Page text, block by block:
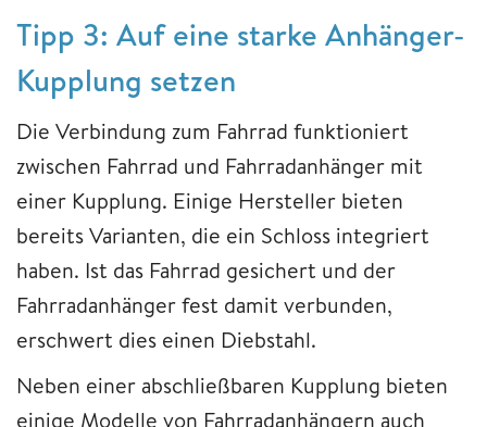
Tipp 3: Auf eine starke Anhänger-
Kupplung setzen
Die Verbindung zum Fahrrad funktioniert
zwischen Fahrrad und Fahrradanhänger mit
einer Kupplung. Einige Hersteller bieten
bereits Varianten, die ein Schloss integriert
haben. Ist das Fahrrad gesichert und der
Fahrradanhänger fest damit verbunden,
erschwert dies einen Diebstahl.
Neben einer abschließbaren Kupplung bieten
einige Modelle von Fahrradanhängern auch